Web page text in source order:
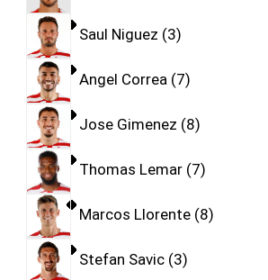
Saul Niguez 3
Angel Correa 7
Jose Gimenez 8
Thomas Lemar 7
Marcos Llorente 8
Stefan Savic 3